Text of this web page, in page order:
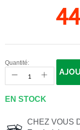
Quantité:
EN STOCK
CHEZ VOUS